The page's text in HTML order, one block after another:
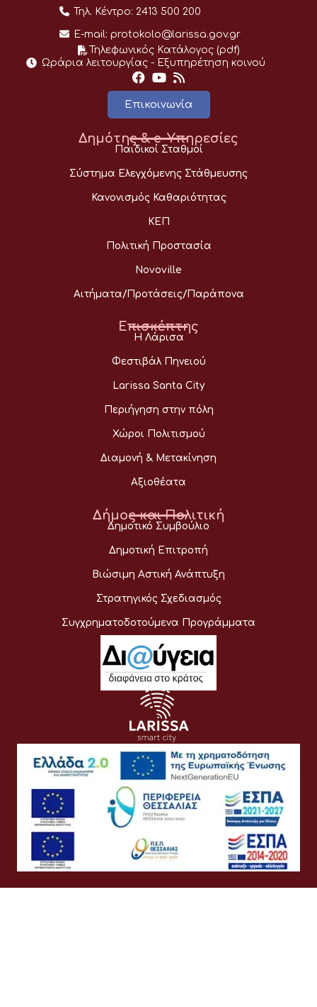
Τηλ. Κέντρο: 2413 500 200
E-mail: protokolo@larissa.gov.gr
Τηλεφωνικός Κατάλογος (pdf)
Ωράρια λειτουργίας - Eξυπηρέτηση κοινού
Επικοινωνία
Δημότης & e-Υπηρεσίες
Παιδικοί Σταθμοί
Σύστημα Ελεγχόμενης Στάθμευσης
Κανονισμός Καθαριότητας
ΚΕΠ
Πολιτική Προστασία
Novoville
Αιτήματα/Προτάσεις/Παράπονα
Επισκέπτης
Η Λάρισα
Φεστιβάλ Πηνειού
Larissa Santa City
Περιήγηση στην πόλη
Χώροι Πολιτισμού
Διαμονή & Μετακίνηση
Αξιοθέατα
Δήμος και Πολιτική
Δημοτικό Συμβούλιο
Δημοτική Επιτροπή
Βιώσιμη Αστική Ανάπτυξη
Στρατηγικός Σχεδιασμός
Συγχρηματοδοτούμενα Προγράμματα